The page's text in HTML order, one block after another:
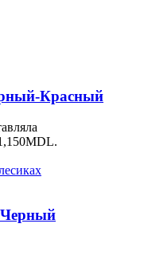
Красный
Черный